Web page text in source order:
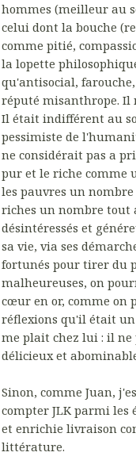
hommes (meilleur au
celui dont la bouche
comme pitié,
la lopette
qu'antisocial,
réputé misanthrope. Il
Il était indifférent au
pessimiste de
ne considérait pas a
pur et le riche comme
les pauvres un
riches un nombre tout
désintéressés et
sa vie, via ses
fortunés pour tirer du
malheureuses, on
cœur en or, comme on
réflexions qu'il était un
me plait chez lui : il ne
délicieux et
Sinon, comme Juan,
compter JLK parmi
et enrichie livraison
littérature.